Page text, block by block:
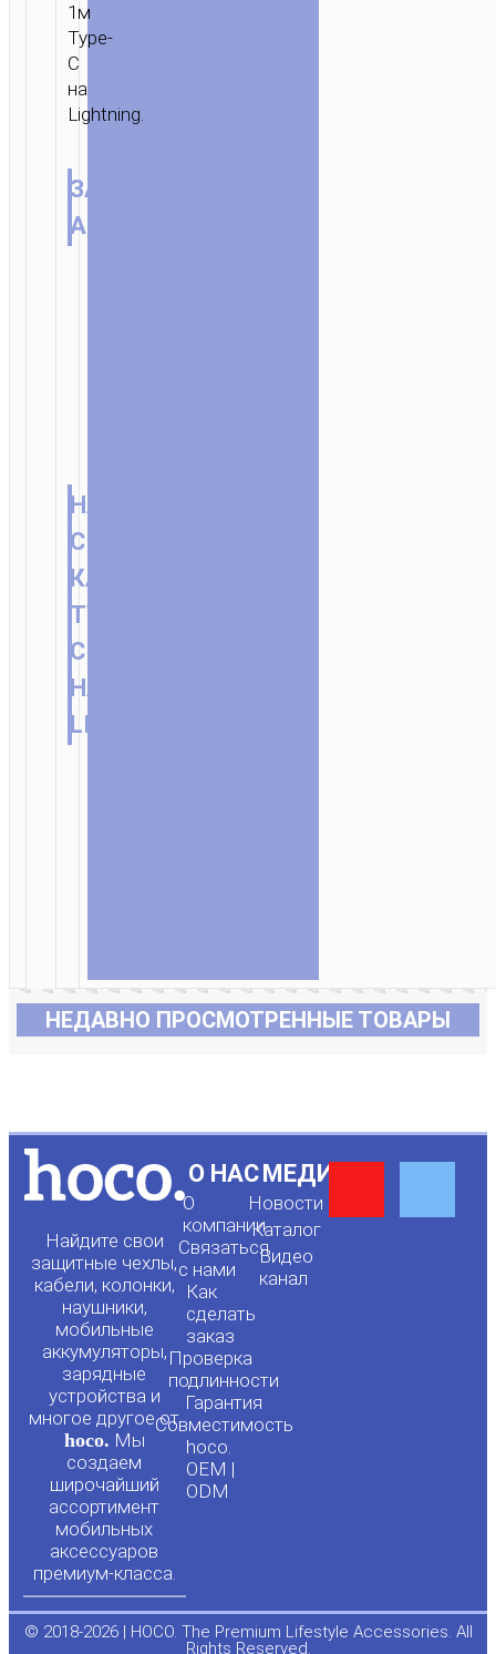
1м
Type-
C
на
Lightning.
ЗАРЯДНЫЙ
АДАПТЕР
НАБОР
С
КАБЕЛЕМ
TYPE-
C
НА
LIGHTNING
НЕДАВНО ПРОСМОТРЕННЫЕ ТОВАРЫ
Найдите свои
защитные чехлы,
кабели, колонки,
наушники,
мобильные
аккумуляторы,
зарядные
устройства и
многое другое от
hoco. Мы
создаем
широчайший
ассортимент
мобильных
аксессуаров
премиум-класса.
О НАС
О
компании
Связаться
с нами
Как
сделать
заказ
Проверка
подлинности
Гарантия
Совместимость
hoco.
OEM |
ODM
МЕДИА
Новости
Каталог
Видео
канал
-
© 2018-2026 | HOCO. The Premium Lifestyle Accessories. All
Rights Reserved.